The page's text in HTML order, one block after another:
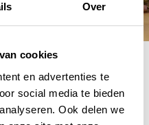
Over
cookies
en advertenties te
social media te bieden
Ook delen we
Week